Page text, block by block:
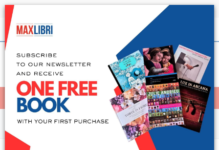
Shipping in 24h for all available books
English
< Home
MENÙ
Education and Training